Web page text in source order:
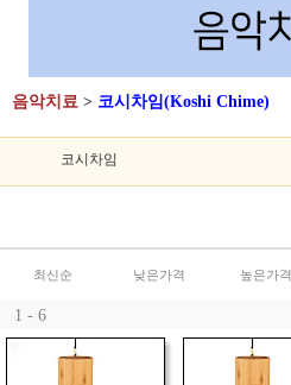
음악치료 > 코시차임(Koshi Chime)
코시차임
최신순 낮은가격 높은가격
1 - 6